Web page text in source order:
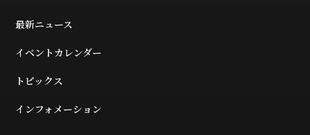
最新ニュース
イベントカレンダー
トピックス
インフォメーション